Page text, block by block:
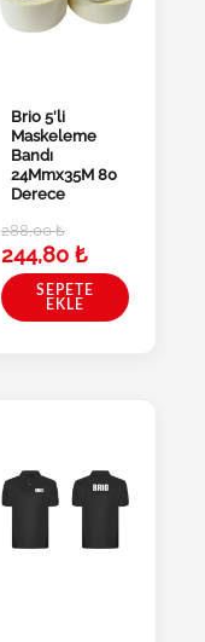
Brio 5’li
Maskeleme
Bandı
24Mmx35M 80
Derece
288,00₺
244,80 ₺
SEPETE
EKLE